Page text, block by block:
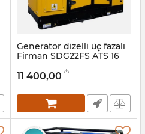
Generator dizelli üç fazalı
Firman SDG22FS ATS 16
Artikul: 022001035
11 400,00 ₼